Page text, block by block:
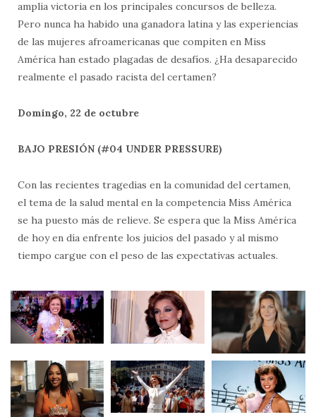
amplia victoria en los principales concursos de belleza.
Pero nunca ha habido una ganadora latina y las experiencias
de las mujeres afroamericanas que compiten en Miss
América han estado plagadas de desafíos. ¿Ha desaparecido
realmente el pasado racista del certamen?
Domingo, 22 de octubre
BAJO PRESIÓN (#04 UNDER PRESSURE)
Con las recientes tragedias en la comunidad del certamen,
el tema de la salud mental en la competencia Miss América
se ha puesto más de relieve. Se espera que la Miss América
de hoy en día enfrente los juicios del pasado y al mismo
tiempo cargue con el peso de las expectativas actuales.